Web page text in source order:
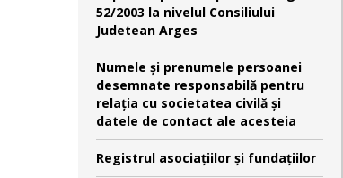
52/2003 la nivelul Consiliului
Judetean Arges
Numele şi prenumele persoanei
desemnate responsabilă pentru
relaţia cu societatea civilă şi
datele de contact ale acesteia
Registrul asociațiilor și fundațiilor